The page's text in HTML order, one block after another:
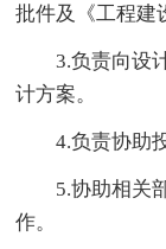
批件及《工程建
3.负责向设计
计方案。
4.负责协助投
5.协助相关部
作。